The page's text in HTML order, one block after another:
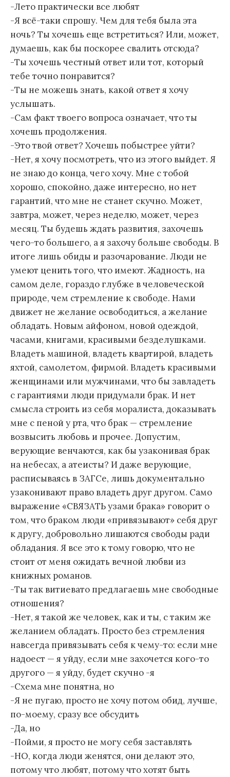
-Лето практически все любят
-Я всё-таки спрошу. Чем для тебя была эта
ночь? Ты хочешь еще встретиться? Или, может,
думаешь, как бы поскорее свалить отсюда?
-Ты хочешь честный ответ или тот, который
тебе точно понравится?
-Ты не можешь знать, какой ответ я хочу
услышать.
-Сам факт твоего вопроса означает, что ты
хочешь продолжения.
-Это твой ответ? Хочешь побыстрее уйти?
-Нет, я хочу посмотреть, что из этого выйдет. Я
не знаю до конца, чего хочу. Мне с тобой
хорошо, спокойно, даже интересно, но нет
гарантий, что мне не станет скучно. Может,
завтра, может, через неделю, может, через
месяц. Ты будешь ждать развития, захочешь
чего-то большего, а я захочу больше свободы. В
итоге лишь обиды и разочарование. Люди не
умеют ценить того, что имеют. Жадность, на
самом деле, гораздо глубже в человеческой
природе, чем стремление к свободе. Нами
движет не желание освободиться, а желание
обладать. Новым айфоном, новой одеждой,
часами, книгами, красивыми безделушками.
Владеть машиной, владеть квартирой, владеть
яхтой, самолетом, фирмой. Владеть красивыми
женщинами или мужчинами, что бы завладеть
с гарантиями люди придумали брак. И нет
смысла строить из себя моралиста, доказывать
мне с пеной у рта, что брак — стремление
возвысить любовь и прочее. Допустим,
верующие венчаются, как бы узаконивая брак
на небесах, а атеисты? И даже верующие,
расписываясь в ЗАГСе, лишь документально
узаконивают право владеть друг другом. Само
выражение «СВЯЗАТЬ узами брака» говорит о
том, что браком люди «привязывают» себя друг
к другу, добровольно лишаются свободы ради
обладания. Я все это к тому говорю, что не
стоит от меня ожидать вечной любви из
книжных романов.
-Ты так витиевато предлагаешь мне свободные
отношения?
-Нет, я такой же человек, как и ты, с таким же
желанием обладать. Просто без стремления
навсегда привязывать себя к чему-то: если мне
надоест — я уйду, если мне захочется кого-то
другого — я уйду, будет скучно -я
-Схема мне понятна, но
-Я не пугаю, просто не хочу потом обид, лучше,
по-моему, сразу все обсудить
-Да, но
-Пойми, я просто не могу себя заставлять
-НО, когда люди женятся, они делают это,
потому что любят, потому что хотят быть